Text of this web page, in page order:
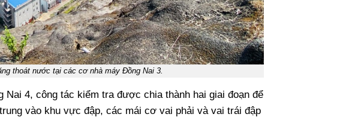
thoát nước tại các cơ nhà máy Đồng Nai 3.
4, công tác kiểm tra được chia thành hai giai đoạn để
vào khu vực đập, các mái cơ vai phải và vai trái đập